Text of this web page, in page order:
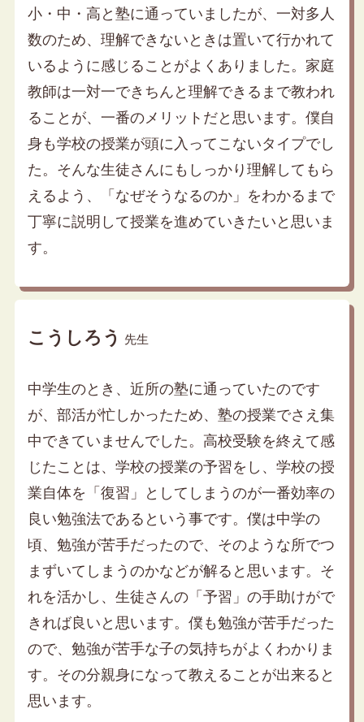
小・中・高と塾に通っていましたが、一対多人
数のため、理解できないときは置いて行かれて
いるように感じることがよくありました。家庭
教師は一対一できちんと理解できるまで教われ
ることが、一番のメリットだと思います。僕自
身も学校の授業が頭に入ってこないタイプでし
た。そんな生徒さんにもしっかり理解してもら
えるよう、「なぜそうなるのか」をわかるまで
丁寧に説明して授業を進めていきたいと思いま
す。
こうしろう 先生
中学生のとき、近所の塾に通っていたのです
が、部活が忙しかったため、塾の授業でさえ集
中できていませんでした。高校受験を終えて感
じたことは、学校の授業の予習をし、学校の授
業自体を「復習」としてしまうのが一番効率の
良い勉強法であるという事です。僕は中学の
頃、勉強が苦手だったので、そのような所でつ
まずいてしまうのかなどが解ると思います。そ
れを活かし、生徒さんの「予習」の手助けがで
きれば良いと思います。僕も勉強が苦手だった
ので、勉強が苦手な子の気持ちがよくわかりま
す。その分親身になって教えることが出来ると
思います。